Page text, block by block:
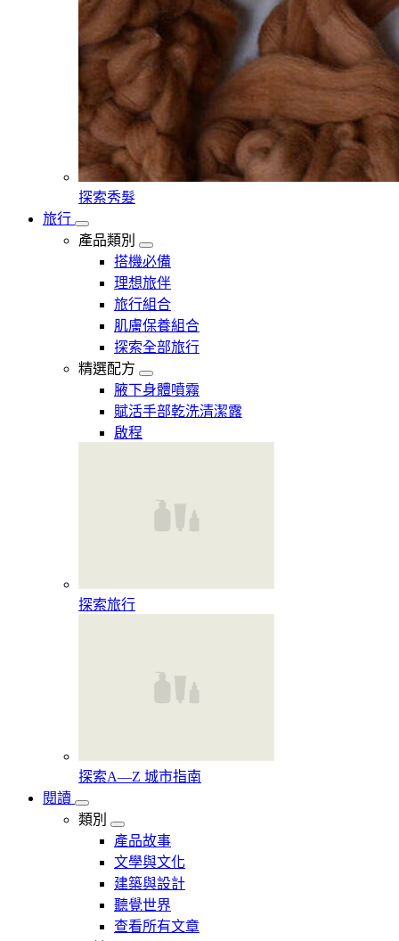
探索秀髮
旅行
產品類別
搭機必備
理想旅伴
旅行組合
肌膚保養組合
探索全部旅行
精選配方
腋下身體噴霧
賦活手部乾洗清潔露
啟程
探索旅行
探索A—Z 城市指南
閱讀
類別
產品故事
文學與文化
建築與設計
聽覺世界
查看所有文章